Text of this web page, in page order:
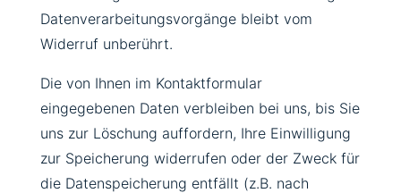
Datenverarbeitungsvorgänge bleibt vom
Widerruf unberührt.
Die von Ihnen im Kontaktformular
eingegebenen Daten verbleiben bei uns, bis Sie
uns zur Löschung auffordern, Ihre Einwilligung
zur Speicherung widerrufen oder der Zweck für
die Datenspeicherung entfällt (z.B. nach